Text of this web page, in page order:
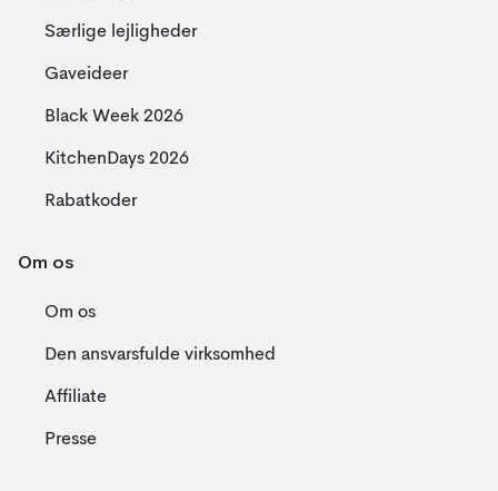
Særlige lejligheder
Gaveideer
Black Week 2026
KitchenDays 2026
Rabatkoder
Om os
Om os
Den ansvarsfulde virksomhed
Affiliate
Presse